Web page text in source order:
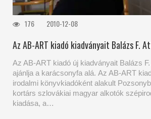
176 2010-12-08
Az AB-ART kiadó kiadványait Balázs F.
Az AB-ART kiadó új kiadványait Balázs
ajánlja a karácsonyfa alá. Az AB-ART
irodalmi könyvkiadóként alakult
kortárs szlovákiai magyar alkotók
kiadása, a…